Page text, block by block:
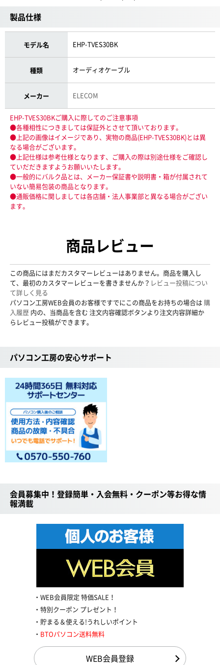
製品仕様
モデル名 EHP-TVES30BK
種類 オーディオケーブル
メーカー ELECOM
EHP-TVES30BKご購入に際してのご注意事項
●各種相性につきましては保証外とさせて頂いております。
●上記の画像はイメージであり、実物の商品(EHP-TVES30BK)とは異
なる場合がございます。
●上記仕様は参考仕様となります、ご購入の際は別途仕様をご確認し
ていだだきますようお願いいたします。
●一般的にバルク品とは、メーカー保証書や説明書・箱が付属されて
いない簡易包装の商品となります。
●通販価格に関しましては各店舗・法人事業部と異なる場合がござい
ます。
商品レビュー
この商品にはまだカスタマーレビューはありません。商品を購入し
て、最初のカスタマーレビューを書きませんか？ レビュー投稿につい
て詳しく見る
パソコン工房WEB会員のお客様ですでにこの商品をお持ちの場合は 購
入履歴 内の、当商品を含む 注文内容確認ボタンより注文内容詳細か
らレビュー投稿ができます。
パソコン工房の安心サポート
会員募集中！登録簡単・入会無料・クーポン等お得な情
報満載
WEB会員限定 特価SALE！
特別クーポン プレゼント！
貯まる＆使える!うれしいポイント
BTOパソコン送料無料
WEB会員登録